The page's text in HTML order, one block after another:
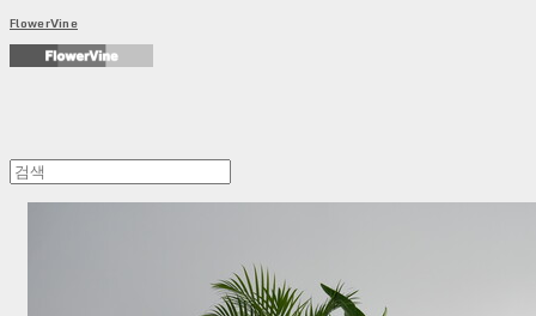
FlowerVine